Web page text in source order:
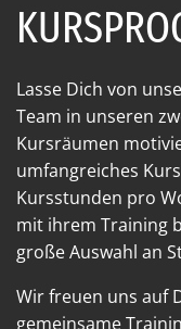
Lasse Dich von
Team in unseren
Kursräumen
umfangreiches
Kursstunden pro
mit ihrem Training
große Auswahl an
Wir freuen uns auf
gemeinsame